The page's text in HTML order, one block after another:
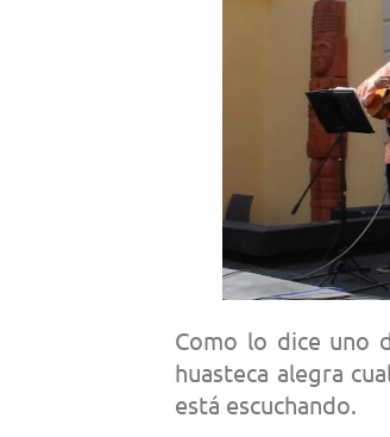
Como lo dice uno
huasteca alegra
está escuchando.